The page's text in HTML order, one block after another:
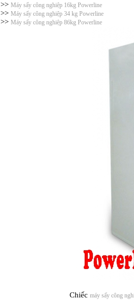
>> Máy sấy công nghiệp 16kg Powerline
>> Máy sấy công nghiệp 34 kg Powerline
>> Máy sấy công nghiệp 86kg Powerline
Chiếc máy sấy công